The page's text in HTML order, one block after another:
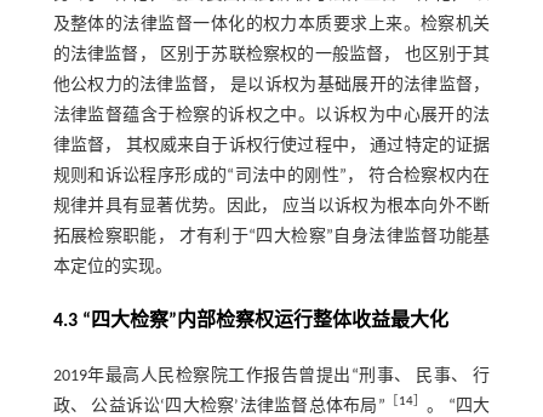
及整体的法律监督一体化的权力本质要求上来。检察机关
的法律监督， 区别于苏联检察权的一般监督， 也区别于其
他公权力的法律监督， 是以诉权为基础展开的法律监督，
法律监督蕴含于检察的诉权之中。以诉权为中心展开的法
律监督， 其权威来自于诉权行使过程中， 通过特定的证据
规则和诉讼程序形成的“司法中的刚性”， 符合检察权内在
规律并具有显著优势。因此， 应当以诉权为根本向外不断
拓展检察职能， 才有利于“四大检察”自身法律监督功能基
本定位的实现。
4.3 “四大检察”内部检察权运行整体收益最大化
2019年最高人民检察院工作报告曾提出“刑事、 民事、 行
政、 公益诉讼‘四大检察’法律监督总体布局”
14］ 。 “四大